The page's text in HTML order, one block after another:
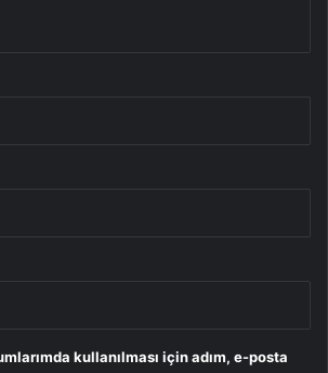
kullanılması için adım, e-posta